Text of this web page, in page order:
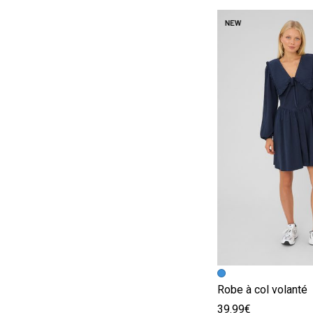
Image précédente
Image suivante
Robe à col volanté
39.99€